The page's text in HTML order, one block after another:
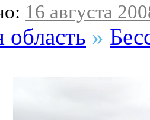
16 августа
область »